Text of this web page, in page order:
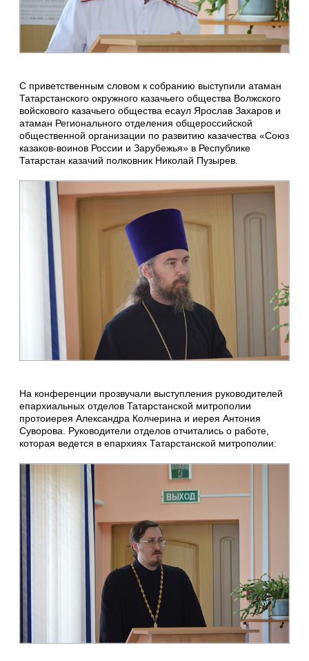
С приветственным словом к собранию выступили атаман
Татарстанского окружного казачьего общества Волжского
войскового казачьего общества есаул Ярослав Захаров и
атаман Регионального отделения общероссийской
общественной организации по развитию казачества «Союз
казаков-воинов России и Зарубежья» в Республике
Татарстан казачий полковник Николай Пузырев.
На конференции прозвучали выступления руководителей
епархиальных отделов Татарстанской митрополии
протоиерея Александра Колчерина и иерея Антония
Суворова. Руководители отделов отчитались о работе,
которая ведется в епархиях Татарстанской митрополии: